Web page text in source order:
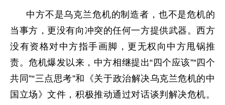
中方不是乌克兰危机的制造者，也不是危机的
当事方，更没有向冲突的任何一方提供武器。西方
没有资格对中方指手画脚，更无权向中方甩锅推
责。危机爆发以来，中方相继提出“四个应该”“四个
共同”“三点思考”和《关于政治解决乌克兰危机的中
国立场》文件，积极推动通过对话谈判解决危机。